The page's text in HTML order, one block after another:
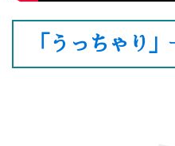
「うっちゃり